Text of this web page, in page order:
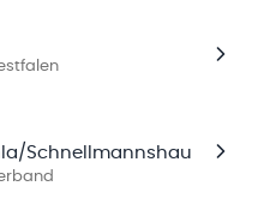
Schnellmannshausen